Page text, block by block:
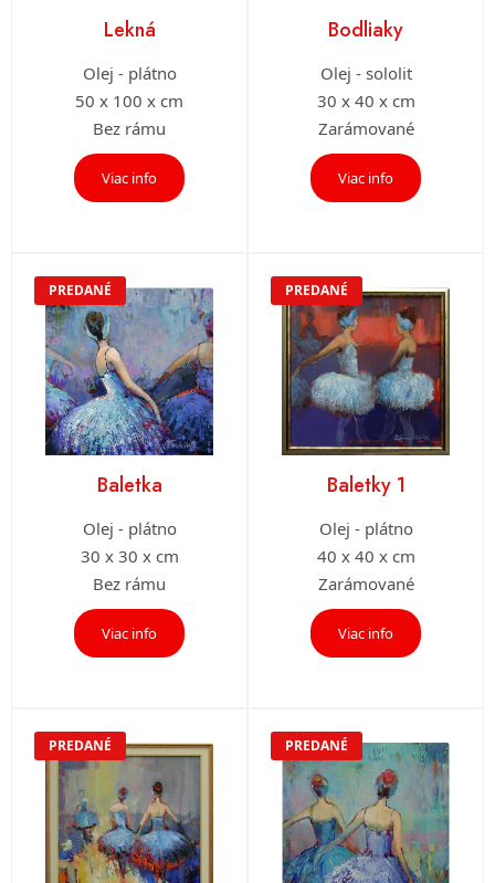
Lekná
Olej - plátno
50 x 100 x cm
Bez rámu
Viac info
Bodliaky
Olej - sololit
30 x 40 x cm
Zarámované
Viac info
PREDANÉ
Baletka
Olej - plátno
30 x 30 x cm
Bez rámu
Viac info
PREDANÉ
Baletky 1
Olej - plátno
40 x 40 x cm
Zarámované
Viac info
PREDANÉ PREDANÉ